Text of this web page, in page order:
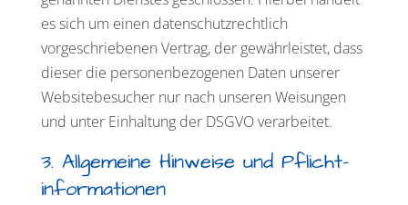
es sich um einen datenschutzrechtlich
vorgeschriebenen Vertrag, der gewährleistet, dass
dieser die personenbezogenen Daten unserer
Websitebesucher nur nach unseren Weisungen
und unter Einhaltung der DSGVO verarbeitet.
3. Allgemeine Hinweise und Pflicht­
informationen